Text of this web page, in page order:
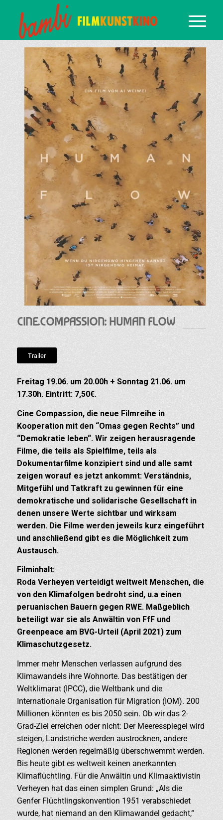
CINE.COMPASSION: HUMAN FLOW
Trailer
Freitag 19.06. um 20.00h + Sonntag 21.06. um
17.30h. Eintritt: 7,50€.
Cine Compassion, die neue Filmreihe in
Kooperation mit den “Omas gegen Rechts” und
“Demokratie leben“. Wir zeigen herausragende
Filme, die teils als Spielfilme, teils als
Dokumentarfilme konzipiert sind und alle samt
zeigen worauf es jetzt ankommt: Verständnis,
Mitgefühl und Tatkraft zu gewinnen für eine
demokratische und solidarische Gesellschaft in
denen unsere Werte sichtbar und wirksam
werden. Die Filme werden jeweils kurz eingeführt
und anschließend gibt es die Möglichkeit zum
Austausch.
Filminhalt:
Roda Verheyen verteidigt weltweit Menschen, die
von den Klimafolgen bedroht sind, u.a einen
peruanischen Bauern gegen RWE. Maßgeblich
beteiligt war sie als Anwältin von FfF und
Greenpeace am BVG-Urteil (April 2021) zum
Klimaschutzgesetz.
Immer mehr Menschen verlassen aufgrund des
Klimawandels ihre Wohnorte. Das bestätigen der
Weltklimarat (IPCC), die Weltbank und die
Internationale Organisation für Migration (IOM). 200
Millionen könnten es bis 2050 sein. Ob wir das 2-
Grad-Ziel erreichen oder nicht: Der Meeresspiegel wird
steigen, Landstriche werden austrocknen, andere
Regionen werden regelmäßig überschwemmt werden.
Bis heute gibt es weltweit keinen anerkannten
Klimaflüchtling. Für die Anwältin und Klimaaktivistin
Verheyen hat das einen simplen Grund: „Als die
Genfer Flüchtlingskonvention 1951 verabschiedet
wurde, hat niemand an den Klimawandel gedacht,“